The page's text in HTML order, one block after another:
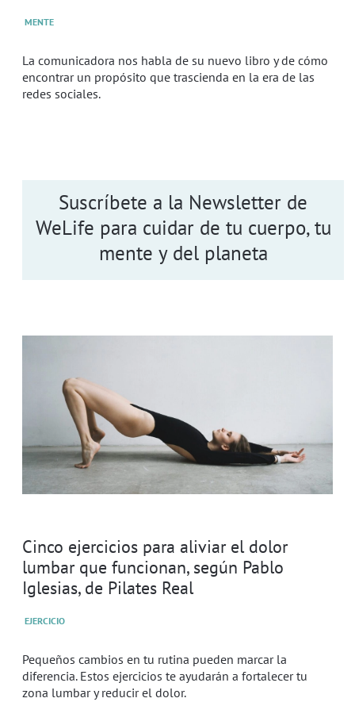
MENTE
La comunicadora nos habla de su nuevo libro y de cómo
encontrar un propósito que trascienda en la era de las
redes sociales.
Cinco ejercicios para aliviar el dolor
lumbar que funcionan, según Pablo
Iglesias, de Pilates Real
EJERCICIO
Pequeños cambios en tu rutina pueden marcar la
diferencia. Estos ejercicios te ayudarán a fortalecer tu
zona lumbar y reducir el dolor.
Suscríbete a la Newsletter de
WeLife para cuidar de tu cuerpo, tu
mente y del planeta